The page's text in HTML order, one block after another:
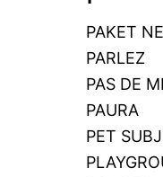
PAKET
PARLEZ
PAS DE
PAURA
PET